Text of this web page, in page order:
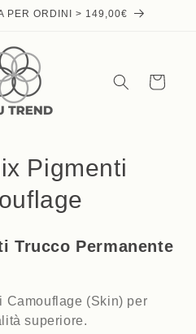
PER ORDINI > 149,00€
Cart
Pigmenti
Trucco Permanente
Camouflage (Skin) per
superiore.